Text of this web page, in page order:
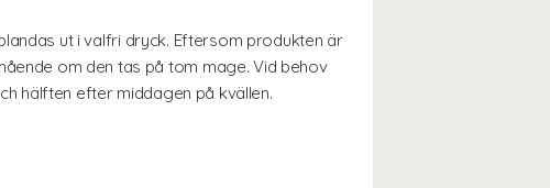
ut i valfri dryck. Eftersom produkten är
om den tas på tom mage. Vid behov
hälften efter middagen på kvällen.